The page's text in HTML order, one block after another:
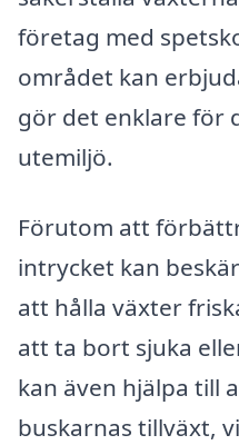
företag med
området kan
gör det enklare för
utemiljö.
Förutom att
intrycket kan
att hålla växter
att ta bort sjuka
kan även hjälpa till
buskarnas tillväxt,